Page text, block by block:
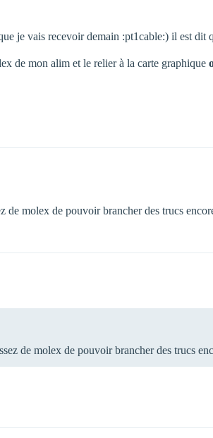
je vais recevoir demain :pt1cable:) il est dit
de mon alim et le relier à la carte graphique
de molex de pouvoir brancher des trucs
de molex de pouvoir brancher des trucs